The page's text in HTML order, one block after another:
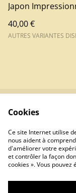
Japon
40,00 €
AUTRES VARIANTES
Cookies
Ce site Internet utilise
nous aident à
d'améliorer votre
et contrôler la façon
cookies ». Vous